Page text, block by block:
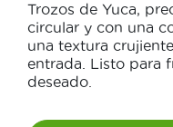
Trozos de Yuca,
circular y con una
una textura
entrada. Listo para
deseado.